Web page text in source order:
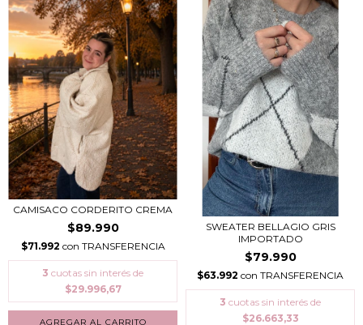
CAMISACO CORDERITO CREMA
$89.990
$71.992 con TRANSFERENCIA
3 cuotas sin interés de
$29.996,67
SWEATER BELLAGIO GRIS
IMPORTADO
$79.990
$63.992 con TRANSFERENCIA
3 cuotas sin interés de
$26.663,33